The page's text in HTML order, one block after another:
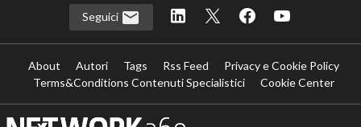
Seguici
About Autori Tags Rss Feed
Privacy e Cookie Policy
Terms&Conditions Contenuti Specialistici
Cookie Center